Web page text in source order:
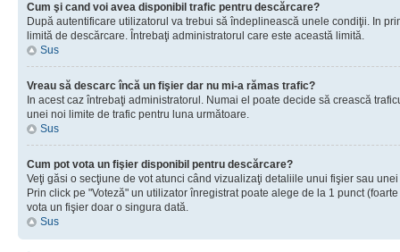
Cum şi cand voi avea disponibil trafic pentru descărcare?
După autentificare utilizatorul va trebui să îndeplinească unele condiţii. In
limită de descărcare. Întrebaţi administratorul care este această limită.
Sus
Vreau să descarc încă un fişier dar nu mi-a rămas trafic?
In acest caz întrebaţi administratorul. Numai el poate decide să crească
unei noi limite de trafic pentru luna următoare.
Sus
Cum pot vota un fişier disponibil pentru descărcare?
Veţi găsi o secţiune de vot atunci când vizualizaţi detaliile unui fişier sau
Prin click pe "Voteză" un utilizator înregistrat poate alege de la 1 punct
vota un fişier doar o singura dată.
Sus